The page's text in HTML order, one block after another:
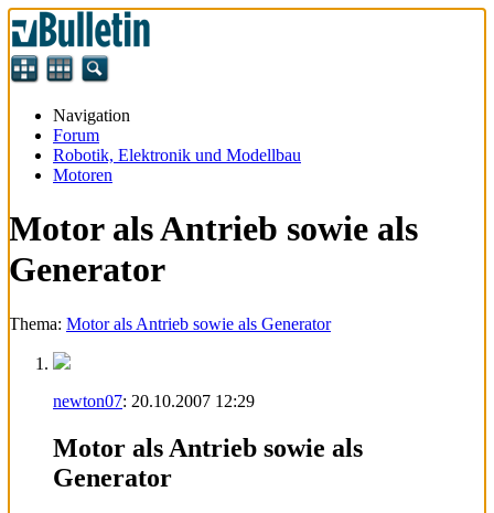
Navigation
Forum
Robotik, Elektronik und Modellbau
Motoren
Motor als Antrieb sowie als
Generator
Thema: Motor als Antrieb sowie als Generator
newton07: 20.10.2007 12:29
Motor als Antrieb sowie als
Generator